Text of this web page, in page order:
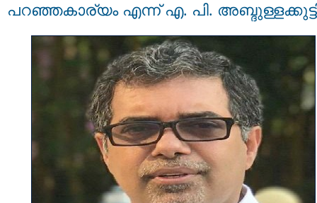
പറഞ്ഞകാര്യം എന്ന് എ. പി.